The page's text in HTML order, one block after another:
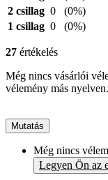
2 csillag 0
(0%)
1 csillag 0 (0%)
27 értékelés
Még nincs vásárlói
vélemény más nyelven.
Mutatás
Még nincs
Legyen Ön az